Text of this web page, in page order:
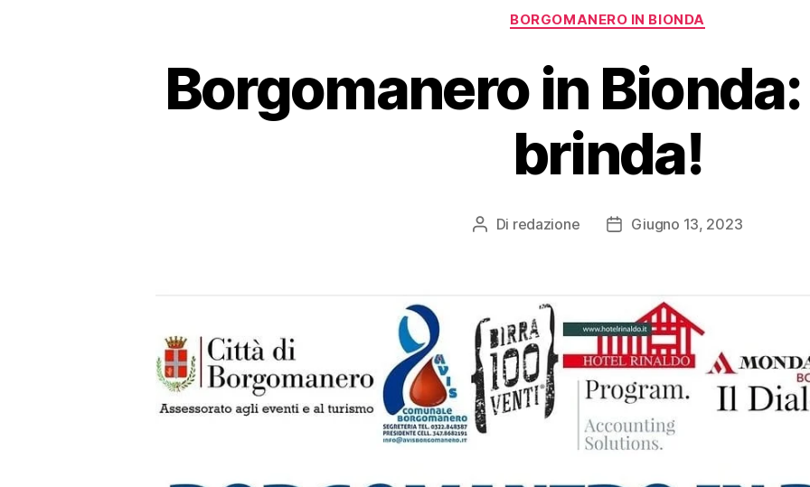
Categorie
BORGOMANERO IN BIONDA
Borgomanero in
brinda!
Autore
Di redazione
DataGiugno 13, 2023